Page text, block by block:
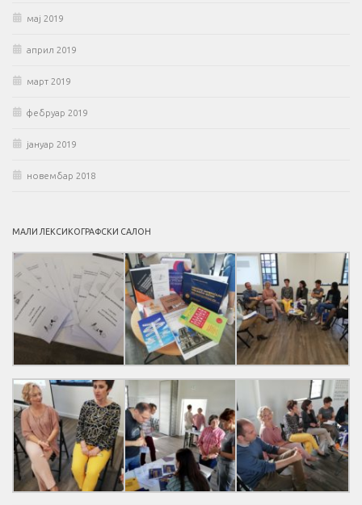
мај 2019
април 2019
март 2019
фебруар 2019
јануар 2019
новембар 2018
МАЛИ ЛЕКСИКОГРАФСКИ САЛОН